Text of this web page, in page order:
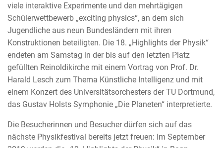
viele interaktive Experimente und den mehrtägigen
Schülerwettbewerb „exciting physics“, an dem sich
Jugendliche aus neun Bundesländern mit ihren
Konstruktionen beteiligten. Die 18. „Highlights der Physik“
endeten am Samstag in der bis auf den letzten Platz
gefüllten Reinoldikirche mit einem Vortrag von Prof. Dr.
Harald Lesch zum Thema Künstliche Intelligenz und mit
einem Konzert des Universitätsorchesters der TU Dortmund,
das Gustav Holsts Symphonie „Die Planeten“ interpretierte.
Die Besucherinnen und Besucher dürfen sich auf das
nächste Physikfestival bereits jetzt freuen: Im September